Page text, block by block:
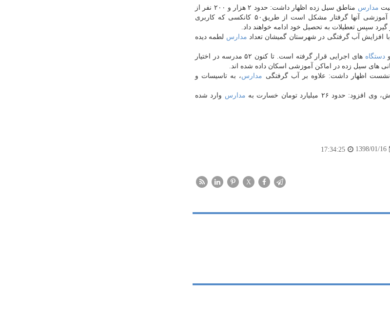
مدارس مناطق سیل زده اظهار داشت: حدود ۲ هزار و ۲۰۰ نفر از
آب گرفته شهرستان آق قلا- كه روند آموزشی آنها گرفتار مشكل است از طریق۵۰ كانكسی كه كاربری
گیرد سپس تعطیلات به تحصیل خود ادامه خواهند داد.
افزایش آب گرفتگی در شهرستان گمیشان تعداد مدارس لطمه دیده
دستگاه های اجرایی قرار گرفته است. تا كنون ۵۲ مدرسه در اختیار
نشست اظهار داشت: علاوه بر آب گرفتگی مدارس، به تاسیسات و
حدود ۲۶ میلیارد تومان خسارت به مدارس وارد شده
1398/01/16
17:34:25
X